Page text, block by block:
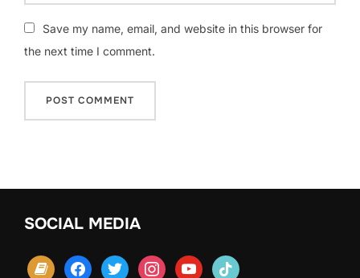
Save my name, email, and website in this browser for
the next time I comment.
SOCIAL MEDIA
book facebooktwitter instagramyoutubetiktok